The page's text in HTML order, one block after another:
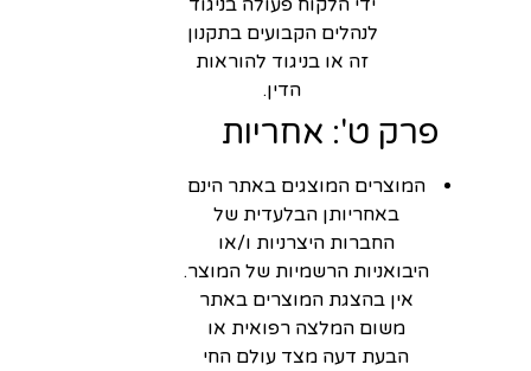
לנהלים הקבועים בתקנון
זה או בניגוד להוראות
הדין.
פרק ט': אחריות
המוצרים המוצגים באתר הינם
באחריותן הבלעדית של
החברות היצרניות ו/או
היבואניות הרשמיות של המוצר.
אין בהצגת המוצרים באתר
משום המלצה רפואית או
הבעת דעה מצד עולם החי